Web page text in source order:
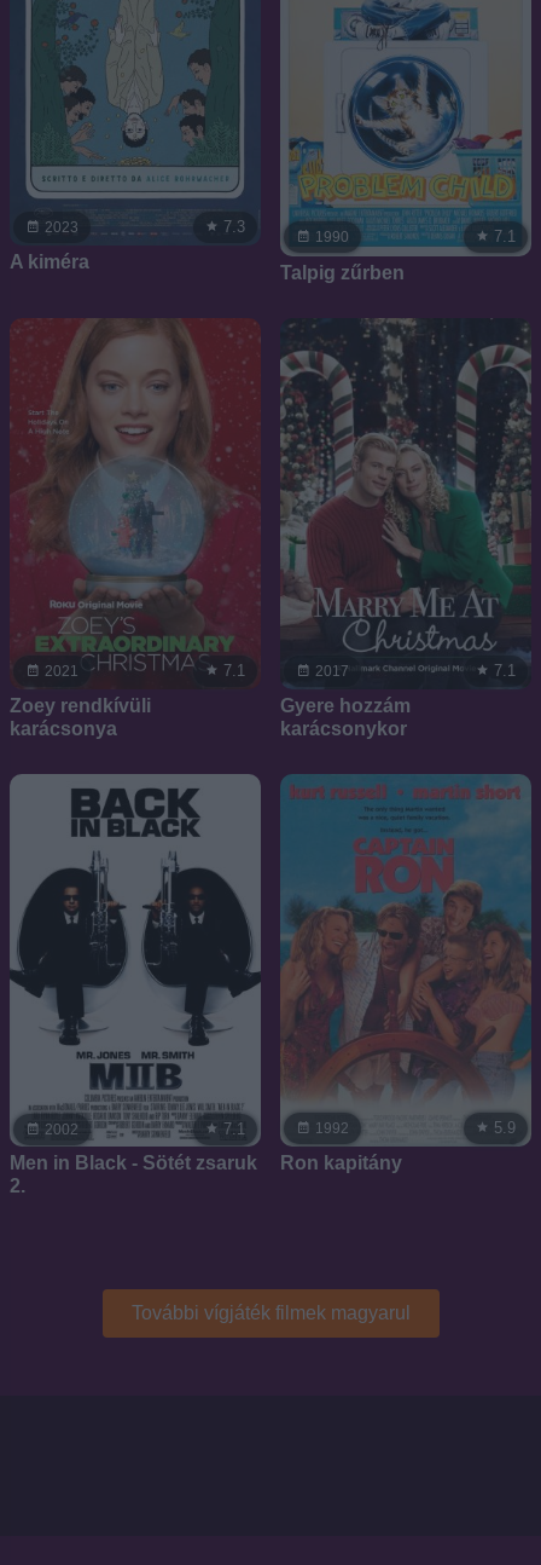
2023 7.3
A kiméra
1990 7.1
Talpig zűrben
2021 7.1
Zoey rendkívüli
karácsonya
2017 7.1
Gyere hozzám
karácsonykor
2002 7.1
Men in Black - Sötét zsaruk
2.
1992 5.9
Ron kapitány
További vígjáték filmek magyarul